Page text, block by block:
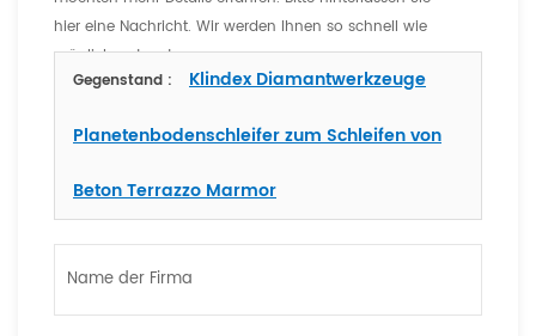
hier eine Nachricht. Wir werden Ihnen so schnell wie
möglich antworten
Gegenstand :
Klindex Diamantwerkzeuge
Planetenbodenschleifer zum Schleifen von
Beton Terrazzo Marmor